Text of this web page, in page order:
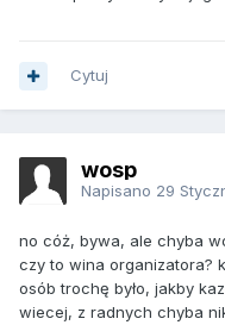
Cytuj
wosp
Napisano 29
no cóż, bywa, ale chyba
czy to wina organizatora?
osób trochę było, jakby
wiecej, z radnych chyba